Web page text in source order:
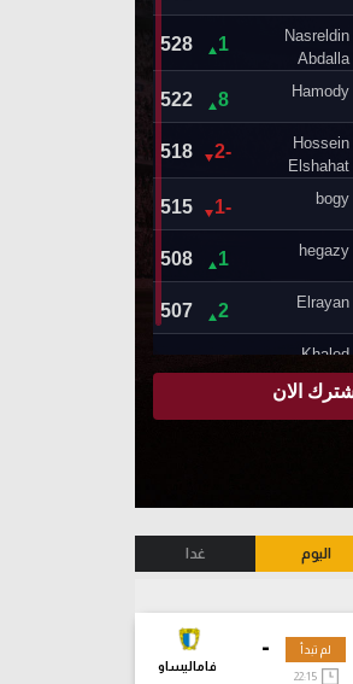
اليوم غدا
-
فاماليساو
لم تبدأ
22:15